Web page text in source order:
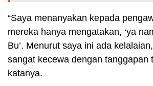
“Saya menanyakan kepada
mereka hanya mengatakan, ‘ya
Bu’. Menurut saya ini ada
sangat kecewa dengan tanggapan
katanya.